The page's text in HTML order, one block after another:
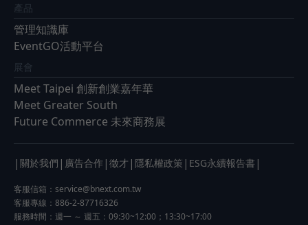
產品
管理知識庫
EventGO活動平台
展會
Meet Taipei 創新創業嘉年華
Meet Greater South
Future Commerce 未來商務展
| 關於我們 | 廣告合作 | 徵才 | 隱私權政策 | ESG永續報告書 |
客服信箱： service@bnext.com.tw
客服專線：886-2-87716326
服務時間：週一 ～ 週五：09:30~12:00；13:30~17:00